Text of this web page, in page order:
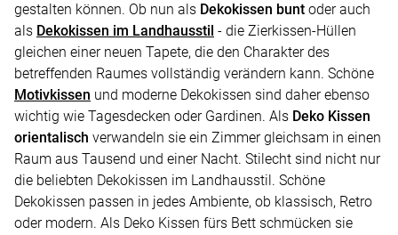
gestalten können. Ob nun als Dekokissen bunt oder auch
als Dekokissen im Landhausstil - die Zierkissen-Hüllen
gleichen einer neuen Tapete, die den Charakter des
betreffenden Raumes vollständig verändern kann. Schöne
Motivkissen und moderne Dekokissen sind daher ebenso
wichtig wie Tagesdecken oder Gardinen. Als Deko Kissen
orientalisch verwandeln sie ein Zimmer gleichsam in einen
Raum aus Tausend und einer Nacht. Stilecht sind nicht nur
die beliebten Dekokissen im Landhausstil. Schöne
Dekokissen passen in jedes Ambiente, ob klassisch, Retro
oder modern. Als Deko Kissen fürs Bett schmücken sie